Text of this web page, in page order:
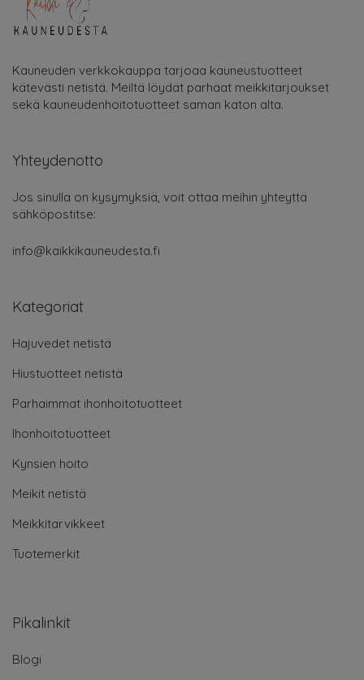
Kauneuden verkkokauppa tarjoaa kauneustuotteet
kätevästi netistä. Meiltä löydät parhaat meikkitarjoukset
sekä kauneudenhoitotuotteet saman katon alta.
Yhteydenotto
Jos sinulla on kysymyksiä, voit ottaa meihin yhteyttä
sähköpostitse:
info@kaikkikauneudesta.fi
Kategoriat
Hajuvedet netistä
Hiustuotteet netistä
Parhaimmat ihonhoitotuotteet
Ihonhoitotuotteet
Kynsien hoito
Meikit netistä
Meikkitarvikkeet
Tuotemerkit
Pikalinkit
Blogi